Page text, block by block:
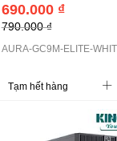
(L280 x W195 x
1xUSB Type-C; 2x3.5
2x2.5
690.000 ₫
790.000 ₫
AURA-GC9M-ELITE-
Tạm hết hàng